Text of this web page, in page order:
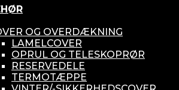
OG OVERDÆKNING
LAMELCOVER
OPRUL OG TELESKOPRØR
RESERVEDELE
TERMOTÆPPE